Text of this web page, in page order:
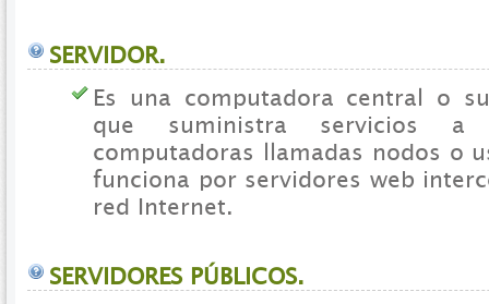
SERVIDOR.
Es una computadora central o
que suministra servicios a
computadoras llamadas nodos o
funciona por servidores web
red Internet.
SERVIDORES PÚBLICOS.